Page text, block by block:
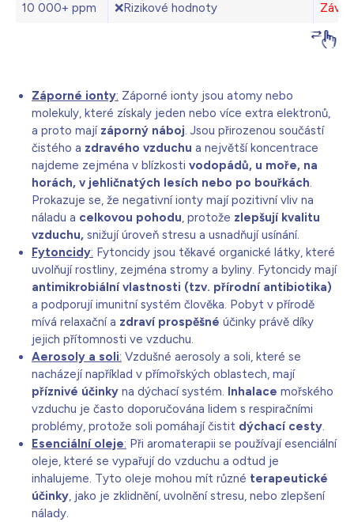
10 000+ ppm ❌Rizikové hodnoty
Záporné ionty: Záporné ionty jsou atomy nebo
molekuly, které získaly jeden nebo více extra elektronů,
a proto mají záporný náboj. Jsou přirozenou součástí
čistého a zdravého vzduchu a největší koncentrace
najdeme zejména v blízkosti vodopádů, u moře, na
horách, v jehličnatých lesích nebo po bouřkách.
Prokazuje se, že negativní ionty mají pozitivní vliv na
náladu a celkovou pohodu, protože zlepšují kvalitu
vzduchu, snižují úroveň stresu a usnadňují usínání.
Fytoncidy: Fytoncidy jsou těkavé organické látky, které
uvolňují rostliny, zejména stromy a byliny. Fytoncidy mají
antimikrobiální vlastnosti (tzv. přírodní antibiotika)
a podporují imunitní systém člověka. Pobyt v přírodě
mívá relaxační a zdraví prospěšné účinky právě díky
jejich přítomnosti ve vzduchu.
Aerosoly a soli: Vzdušné aerosoly a soli, které se
nacházejí například v přímořských oblastech, mají
příznivé účinky na dýchací systém. Inhalace mořského
vzduchu je často doporučována lidem s respiračními
problémy, protože soli pomáhají čistit dýchací cesty.
Esenciální oleje: Při aromaterapii se používají esenciální
oleje, které se vypařují do vzduchu a odtud je
inhalujeme. Tyto oleje mohou mít různé terapeutické
účinky, jako je zklidnění, uvolnění stresu, nebo zlepšení
nálady.